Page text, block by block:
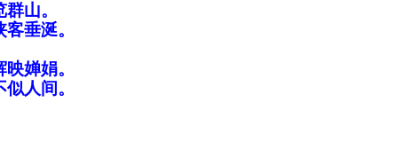
山。
垂涎。
婵娟。
人间。